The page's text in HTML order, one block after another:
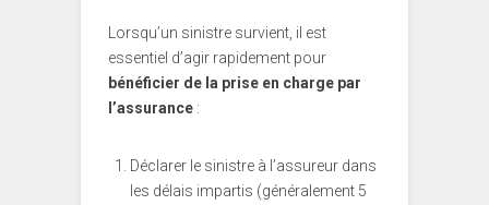
Lorsqu’un sinistre survient, il est
essentiel d’agir rapidement pour
bénéficier de la prise en charge par
l’assurance :
Déclarer le sinistre à l’assureur dans
les délais impartis (généralement 5